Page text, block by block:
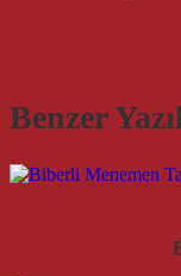
Benzer